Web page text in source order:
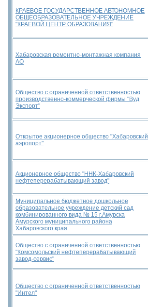
КРАЕВОЕ ГОСУДАРСТВЕННОЕ АВТОНОМНОЕ
ОБЩЕОБРАЗОВАТЕЛЬНОЕ УЧРЕЖДЕНИЕ
"КРАЕВОЙ ЦЕНТР ОБРАЗОВАНИЯ"
Хабаровская ремонтно-монтажная компания
АО
Общество с ограниченной ответственностью
производственно-коммерческой фирмы "Вуд
Экспорт"
Открытое акционерное общество "Хабаровский
аэропорт"
Акционерное общество "ННК-Хабаровский
нефтеперерабатывающий завод"
Муниципальное бюджетное дошкольное
образовательное учреждение детский сад
комбинированного вида № 15 г.Амурска
Амурского муниципального района
Хабаровского края
Общество с ограниченной ответственностью
"Комсомольский нефтеперерабатывающий
завод-сервис"
Общество с ограниченной ответственностью
"Интел"